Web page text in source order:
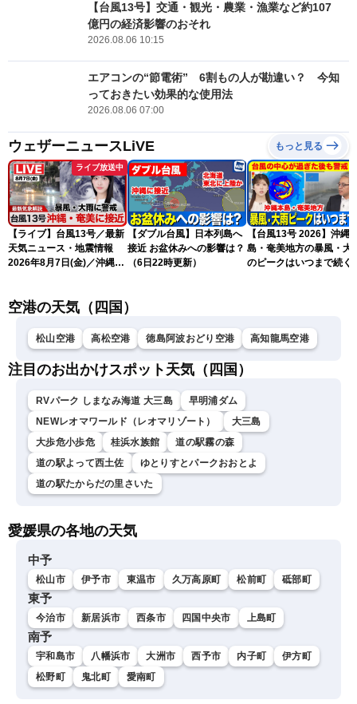
【台風13号】交通・観光・農業・漁業など約107
億円の経済影響のおそれ
2026.08.06 10:15
エアコンの“節電術” 6割もの人が勘違い？ 今知
っておきたい効果的な使用法
2026.08.06 07:00
ウェザーニュースLiVE もっと見る
ライブ放送中
【ライブ】台風13号／最新
天気ニュース・地震情報
2026年8月7日(金)／沖縄・
スLiVEモーニング・松本真
【ダブル台風】日本列島へ
接近 お盆休みへの影響は？
（6日22時更新）
【台風13号 2026】沖縄
島・奄美地方の暴風・大
のピークはいつまで続く
空港の天気（四国）
松山空港 高松空港 徳島阿波おどり空港 高知龍馬空港
注目のお出かけスポット天気（四国）
RVパーク しまなみ海道 大三島
早明浦ダム
NEWレオマワールド（レオマリゾート）
大三島
大歩危小歩危
桂浜水族館
道の駅霧の森
道の駅よって西土佐
ゆとりすとパークおおとよ
道の駅たからだの里さいた
愛媛県の各地の天気
中予
松山市 伊予市 東温市 久万高原町 松前町 砥部町
東予
今治市 新居浜市 西条市 四国中央市 上島町
南予
宇和島市 八幡浜市 大洲市 西予市 内子町
伊方町
松野町
鬼北町 愛南町